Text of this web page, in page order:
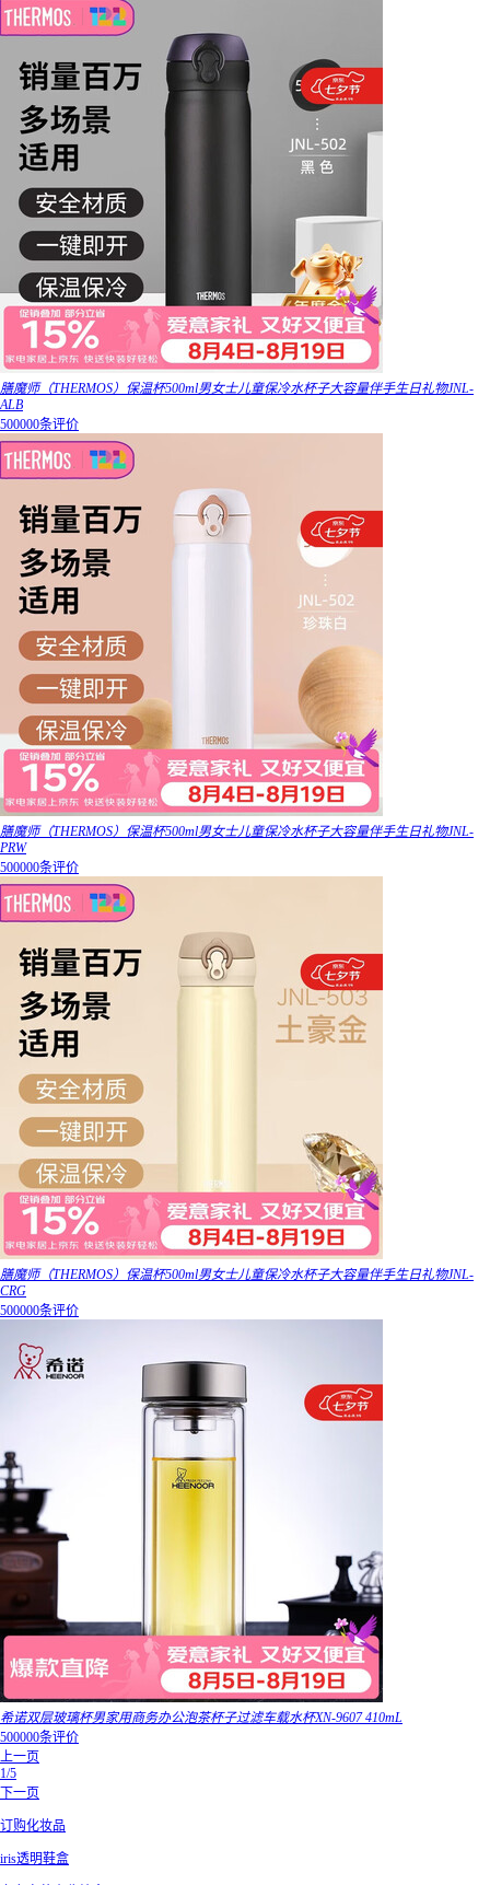
膳魔师（THERMOS）保温杯500ml男女士儿童保冷水杯子大容量伴手生日礼物JNL-
ALB
500000条评价
膳魔师（THERMOS）保温杯500ml男女士儿童保冷水杯子大容量伴手生日礼物JNL-
PRW
500000条评价
膳魔师（THERMOS）保温杯500ml男女士儿童保冷水杯子大容量伴手生日礼物JNL-
CRG
500000条评价
希诺双层玻璃杯男家用商务办公泡茶杯子过滤车载水杯XN-9607 410mL
500000条评价
上一页
1/5
下一页
订购化妆品
iris透明鞋盒